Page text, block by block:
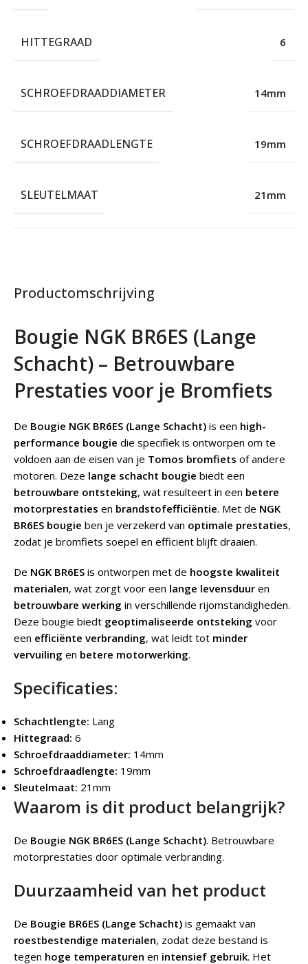
Productomschrijving
Bougie NGK BR6ES (Lange
Schacht) – Betrouwbare
Prestaties voor je Bromfiets
De Bougie NGK BR6ES (Lange Schacht) is een high-
performance bougie die specifiek is ontworpen om te
voldoen aan de eisen van je Tomos bromfiets of andere
motoren. Deze lange schacht bougie biedt een
betrouwbare ontsteking, wat resulteert in een betere
motorprestaties en brandstofefficiëntie. Met de NGK
BR6ES bougie ben je verzekerd van optimale prestaties,
zodat je bromfiets soepel en efficiënt blijft draaien.
De NGK BR6ES is ontworpen met de hoogste kwaliteit
materialen, wat zorgt voor een lange levensduur en
betrouwbare werking in verschillende rijomstandigheden.
Deze bougie biedt geoptimaliseerde ontsteking voor
een efficiënte verbranding, wat leidt tot minder
vervuiling en betere motorwerking.
Specificaties:
Schachtlengte: Lang
Hittegraad: 6
Schroefdraaddiameter: 14mm
Schroefdraadlengte: 19mm
Sleutelmaat: 21mm
Waarom is dit product belangrijk?
De Bougie NGK BR6ES (Lange Schacht). Betrouwbare
motorprestaties door optimale verbranding.
Duurzaamheid van het product
De Bougie BR6ES (Lange Schacht) is gemaakt van
roestbestendige materialen, zodat deze bestand is
tegen hoge temperaturen en intensief gebruik. Het
HITTEGRAAD 6
SCHROEFDRAADDIAMETER 14mm
SCHROEFDRAADLENGTE 19mm
SLEUTELMAAT 21mm